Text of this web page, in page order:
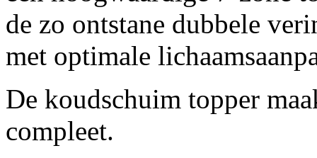
de zo ontstane dubbele
met optimale
De koudschuim topper
compleet.